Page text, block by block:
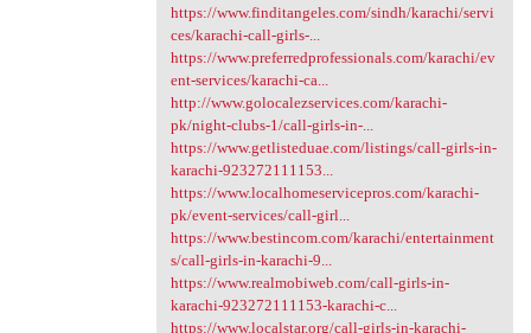
https://www.finditangeles.com/sindh/karachi/servi
ces/karachi-call-girls-...
https://www.preferredprofessionals.com/karachi/ev
ent-services/karachi-ca...
http://www.golocalezservices.com/karachi-
pk/night-clubs-1/call-girls-in-...
https://www.getlisteduae.com/listings/call-girls-in-
karachi-923272111153...
https://www.localhomeservicepros.com/karachi-
pk/event-services/call-girl...
https://www.bestincom.com/karachi/entertainment
s/call-girls-in-karachi-9...
https://www.realmobiweb.com/call-girls-in-
karachi-923272111153-karachi-c...
https://www.localstar.org/call-girls-in-karachi-